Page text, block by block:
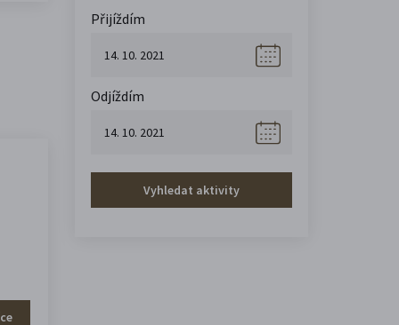
Přijíždím
Odjíždím
Vyhledat aktivity